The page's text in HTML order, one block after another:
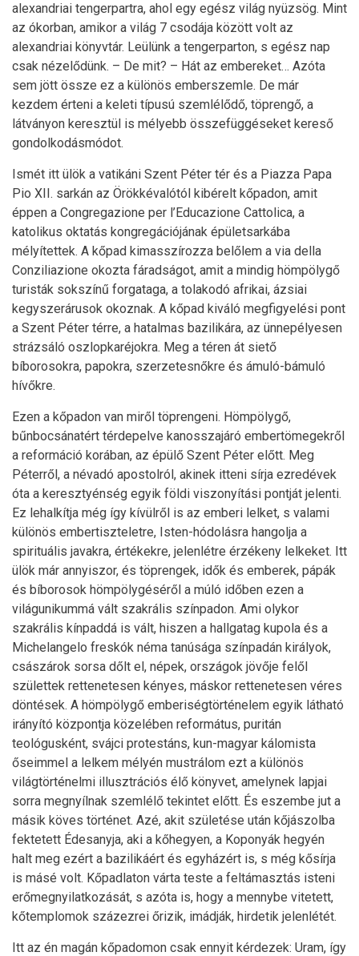
alexandriai tengerpartra, ahol egy egész világ nyüzsög. Mint
az ókorban, amikor a világ 7 csodája között volt az
alexandriai könyvtár. Leülünk a tengerparton, s egész nap
csak nézelődünk. – De mit? – Hát az embereket… Azóta
sem jött össze ez a különös emberszemle. De már
kezdem érteni a keleti típusú szemlélődő, töprengő, a
látványon keresztül is mélyebb összefüggéseket kereső
gondolkodásmódot.
Ismét itt ülök a vatikáni Szent Péter tér és a Piazza Papa
Pio XII. sarkán az Örökkévalótól kibérelt kőpadon, amit
éppen a Congregazione per l’Educazione Cattolica, a
katolikus oktatás kongregációjának épületsarkába
mélyítettek. A kőpad kimasszírozza belőlem a via della
Conziliazione okozta fáradságot, amit a mindig hömpölygő
turisták sokszínű forgataga, a tolakodó afrikai, ázsiai
kegyszerárusok okoznak. A kőpad kiváló megfigyelési pont
a Szent Péter térre, a hatalmas bazilikára, az ünnepélyesen
strázsáló oszlopkaréjokra. Meg a téren át siető
bíborosokra, papokra, szerzetesnőkre és ámuló-bámuló
hívőkre.
Ezen a kőpadon van miről töprengeni. Hömpölygő,
bűnbocsánatért térdepelve kanosszajáró embertömegekről
a reformáció korában, az épülő Szent Péter előtt. Meg
Péterről, a névadó apostolról, akinek itteni sírja ezredévek
óta a keresztyénség egyik földi viszonyítási pontját jelenti.
Ez lehalkítja még így kívülről is az emberi lelket, s valami
különös embertiszteletre, Isten-hódolásra hangolja a
spirituális javakra, értékekre, jelenlétre érzékeny lelkeket. Itt
ülök már annyiszor, és töprengek, idők és emberek, pápák
és bíborosok hömpölygéséről a múló időben ezen a
világunikummá vált szakrális színpadon. Ami olykor
szakrális kínpaddá is vált, hiszen a hallgatag kupola és a
Michelangelo freskók néma tanúsága színpadán királyok,
császárok sorsa dőlt el, népek, országok jövője felől
születtek rettenetesen kényes, máskor rettenetesen véres
döntések. A hömpölygő emberiségtörténelem egyik látható
irányító központja közelében református, puritán
teológusként, svájci protestáns, kun-magyar kálomista
őseimmel a lelkem mélyén mustrálom ezt a különös
világtörténelmi illusztrációs élő könyvet, amelynek lapjai
sorra megnyílnak szemlélő tekintet előtt. És eszembe jut a
másik köves történet. Azé, akit születése után kőjászolba
fektetett Édesanyja, aki a kőhegyen, a Koponyák hegyén
halt meg ezért a bazilikáért és egyházért is, s még kősírja
is másé volt. Kőpadlaton várta teste a feltámasztás isteni
erőmegnyilatkozását, s azóta is, hogy a mennybe vitetett,
kőtemplomok százezrei őrizik, imádják, hirdetik jelenlétét.
Itt az én magán kőpadomon csak ennyit kérdezek: Uram, így